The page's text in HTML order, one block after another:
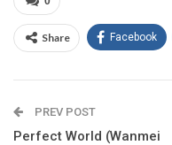
Share Facebook
PREV POST
Perfect World (Wanmei